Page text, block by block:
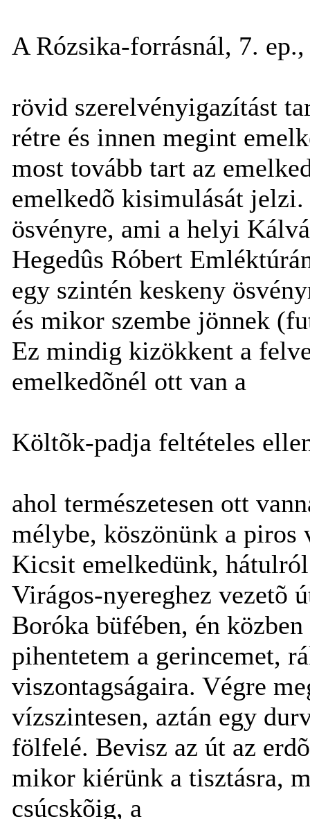
A Rózsika-forrásnál, 7. ep.,
rövid szerelvényigazítást
rétre és innen megint
most tovább tart az
emelkedõ kisimulását
ösvényre, ami a helyi
Hegedûs Róbert
egy szintén keskeny
és mikor szembe jönnek
Ez mindig kizökkent a
emelkedõnél ott van a
Költõk-padja feltételes
ahol természetesen ott
mélybe, köszönünk a piros
Kicsit emelkedünk,
Virágos-nyereghez vezetõ
Boróka büfében, én
pihentetem a gerincemet,
viszontagságaira. Végre
vízszintesen, aztán egy
fölfelé. Bevisz az út az
mikor kiérünk a tisztásra,
csúcskõig, a